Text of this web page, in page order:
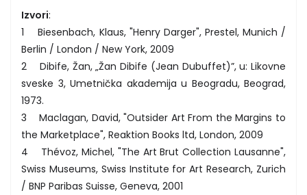
Izvori:
1 Biesenbach, Klaus, "Henry Darger", Prestel, Munich /
Berlin / London / New York, 2009
2 Dibife, Žan, „Žan Dibife (Jean Dubuffet)”, u: Likovne
sveske 3, Umetnička akademija u Beogradu, Beograd,
1973.
3 Maclagan, David, "Outsider Art From the Margins to
the Marketplace", Reaktion Books ltd, London, 2009
4 Thévoz, Michel, "The Art Brut Collection Lausanne",
Swiss Museums, Swiss Institute for Art Research, Zurich
/ BNP Paribas Suisse, Geneva, 2001